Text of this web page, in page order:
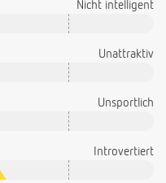
Nicht intelligent
Unattraktiv
Unsportlich
Introvertiert